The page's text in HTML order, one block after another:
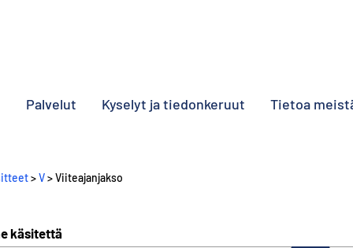
Palvelut Kyselyt ja tiedonkeruut Tietoa
>V> Viiteajanjakso
käsitettä